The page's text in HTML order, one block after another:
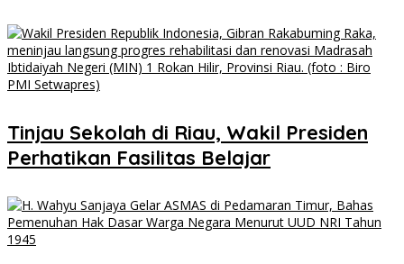
Tinjau Sekolah di Riau, Wakil Presiden
Perhatikan Fasilitas Belajar